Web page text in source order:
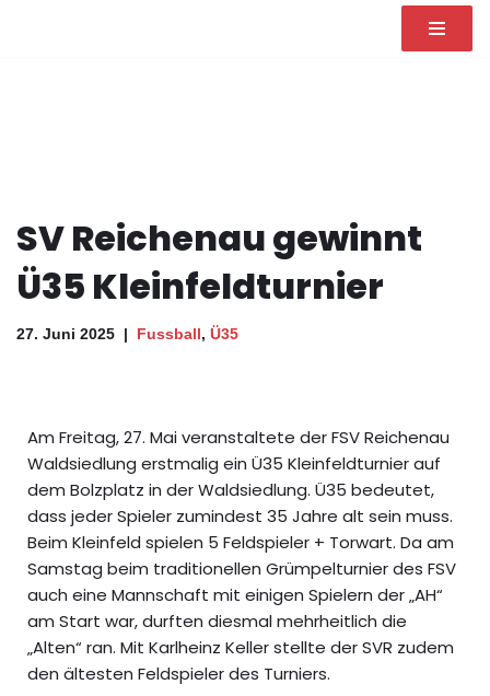
SV Reichenau gewinnt
Ü35 Kleinfeldturnier
27. Juni 2025 Fussball , Ü35
Am Freitag, 27. Mai veranstaltete der FSV Reichenau
Waldsiedlung erstmalig ein Ü35 Kleinfeldturnier auf
dem Bolzplatz in der Waldsiedlung. Ü35 bedeutet,
dass jeder Spieler zumindest 35 Jahre alt sein muss.
Beim Kleinfeld spielen 5 Feldspieler + Torwart. Da am
Samstag beim traditionellen Grümpelturnier des FSV
auch eine Mannschaft mit einigen Spielern der „AH“
am Start war, durften diesmal mehrheitlich die
„Alten“ ran. Mit Karlheinz Keller stellte der SVR zudem
den ältesten Feldspieler des Turniers.